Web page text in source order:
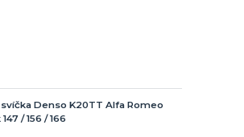
Denso K20TT Alfa Romeo
/ 156 / 166